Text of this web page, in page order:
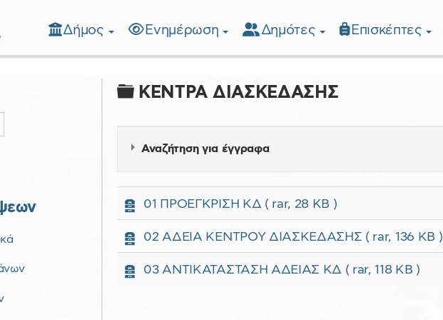
Ιστοσελίδα
Δήμος Ενημέρωση Δημότες Επισκέπτες
Φάκελος
ΚΕΝΤΡΑ ΔΙΑΣΚΕΔΑΣΗΣ
Αναζήτηση για έγγραφα
× - - - ΚΕΝΤΡΑ ΔΙΑΣΚΕΔΑΣΗΣ
Α
χ
ε
ο
01 ΠΡΟΕΓΚΡΙΣΗ ΚΔ ( rar, 28 KB )
Α
χ
ε
02 ΑΔΕΙΑ ΚΕΝΤΡΟΥ ΔΙΑΣΚΕΔΑΣΗΣ ( rar, 136 KB )
Α
03 ΑΝΤΙΚΑΤΑΣΤΑΣΗ ΑΔΕΙΑΣ ΚΔ ( rar, 118 KB )